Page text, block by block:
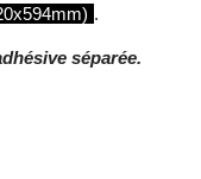
.
séparée.